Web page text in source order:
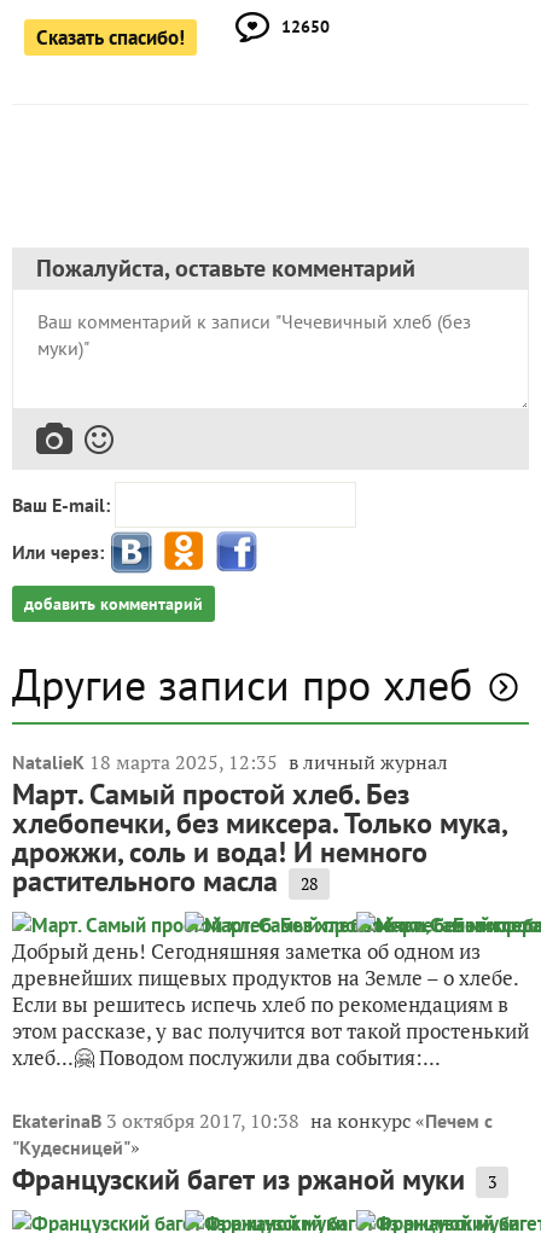
Сказать спасибо! 12650
Пожалуйста, оставьте комментарий
Ваш E-mail:
Или через:
добавить комментарий
Другие записи про хлеб
NatalieK 18 марта 2025, 12:35 в личный журнал
Март. Самый простой хлеб. Без
хлебопечки, без миксера. Только мука,
дрожжи, соль и вода! И немного
растительного масла 28
Добрый день! Сегодняшняя заметка об одном из
древнейших пищевых продуктов на Земле – о хлебе.
Если вы решитесь испечь хлеб по рекомендациям в
этом рассказе, у вас получится вот такой простенький
хлеб...🤗 Поводом послужили два события:...
EkaterinaB 3 октября 2017, 10:38 на конкурс «Печем с
"Кудесницей"»
Французский багет из ржаной муки 3